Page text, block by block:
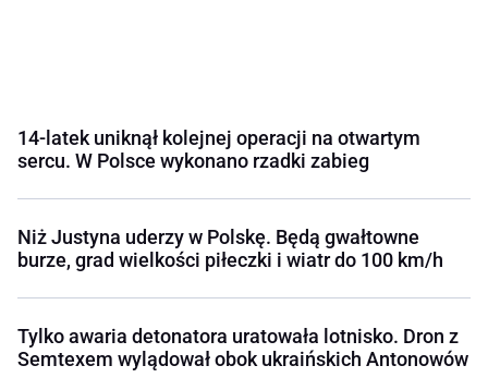
14-latek uniknął kolejnej operacji na otwartym
sercu. W Polsce wykonano rzadki zabieg
Niż Justyna uderzy w Polskę. Będą gwałtowne
burze, grad wielkości piłeczki i wiatr do 100 km/h
Tylko awaria detonatora uratowała lotnisko. Dron z
Semtexem wylądował obok ukraińskich Antonowów